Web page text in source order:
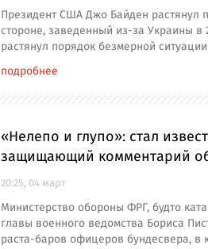
Президент США Джо Байден растянул
стороне, заведенный из-за Украины
растянул порядок безмерной
подробнее
«Нелепо и глупо»: стал
защищающий комментарий
20:25, 04 март
Министерство обороны ФРГ, будто
главы военного ведомства Бориса
раста-баров офицеров бундесвера, в